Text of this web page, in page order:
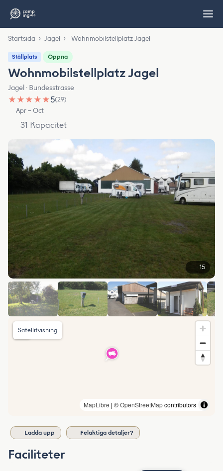
Startsida › Jagel › Wohnmobilstellplatz Jagel
Ställplats Öppna
Wohnmobilstellplatz Jagel
Jagel · Bundesstrasse
★ ★ ★ ★ ★5(29)
Apr – Oct
31 Kapacitet
15
MapLibre | ©OpenStreetMapcontributors
Satellitvisning
Ladda upp Felaktiga detaljer?
Faciliteter